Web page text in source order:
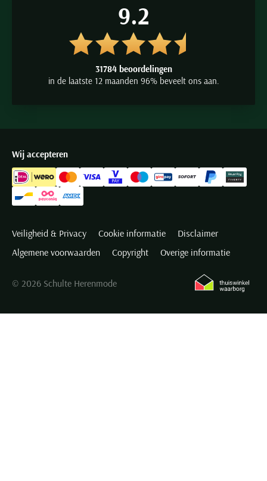
9.2
31784 beoordelingen
in de laatste 12 maanden 96% beveelt ons aan.
Wij accepteren
Veiligheid & Privacy Cookie informatie
Disclaimer
Algemene voorwaarden
Copyright Overige informatie
© 2026 Schulte Herenmode